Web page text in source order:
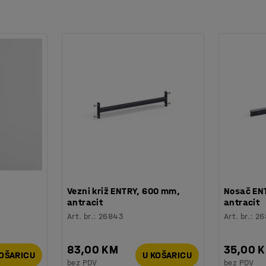
Bravice se prodaju posebno.
prašine i prljavštine. Ispod svake
na zid ili radi lakše montaže, zakače na
oprema i preporučuju se za povećanje
Vezni križ ENTRY, 600 mm,
antracit
Art. br.: 26843
83,00 KM
bez PDV
U KOŠARICU
Nosač
antracit
Art. br.:
35,00
bez PDV